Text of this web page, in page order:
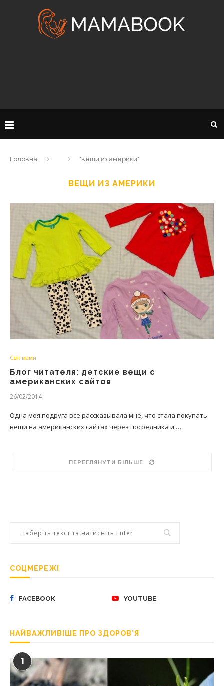
Головна "вещи из америки"
ВЕЩИ ИЗ АМЕРИКИ
Світ мами
Блог читателя: детские вещи с
американских сайтов
26/02/2014
Одна моя подруга все рассказывала мне, что стала покупать
вещи на американских сайтах через посредника и,…
ПЕРЕГЛЯНУТИ БІЛЬШЕ
СОЦМЕРЕЖІ
FACEBOOK YOUTUBE
НАЙВАЖЛИВІШЕ ПРО ЗДОРОВ’Я
1